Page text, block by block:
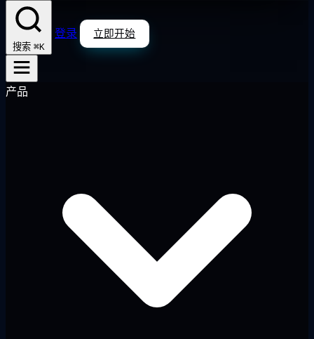
搜索 ⌘K
登录 立即开始
产品